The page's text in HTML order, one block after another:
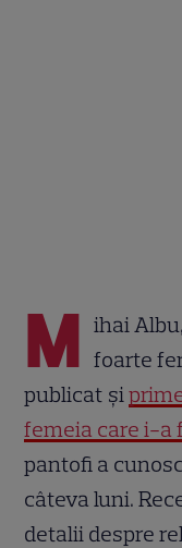
M ihai
foarte
publicat și
femeia care i-a
pantofi a
câteva luni.
detalii despre